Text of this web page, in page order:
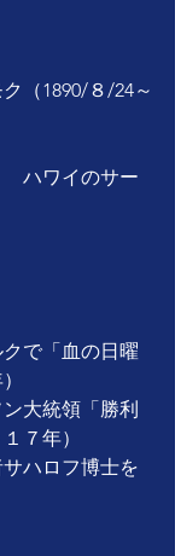
（1890/８/24～
サー
で「血の日曜
大統領「勝利
７年）
ハロフ博士を